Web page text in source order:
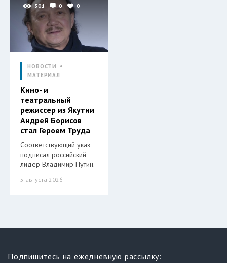
301 0 0
НОВОСТИ
МАТЕРИАЛ
Кино- и
театральный
режиссер из Якутии
Андрей Борисов
стал Героем Труда
Соответствующий указ
подписал российский
лидер Владимир Путин.
5 августа 2026
Подпишитесь на ежедневную рассылку: